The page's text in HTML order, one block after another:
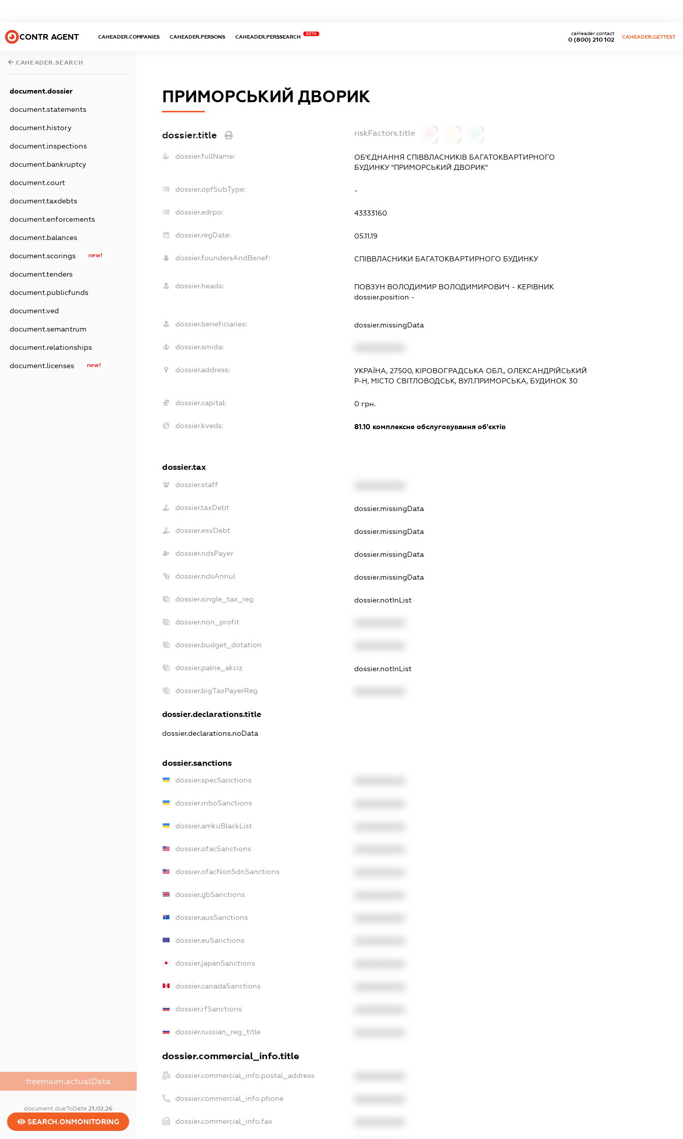
CONTR AGENT CAHEADER.COMPANIES CAHEADER.PERSONS CAHEADER.PERSSEARCH
BETA
0 (800) 210 102
caHeader.contact
CAHEADER.GETTEST
CAHEADER.SEARCH
document.dossier
document.statements
document.history
document.inspections
document.bankruptcy
document.court
document.taxdebts
document.enforcements
document.balances
document.scorings new!
document.tenders
document.publicfunds
document.ved
document.semantrum
document.relationships
document.licenses new!
freemium.actualData
document.dueToDate 21.02.26
SEARCH.ONMONITORING
ПРИМОРСЬКИЙ ДВОРИК
dossier.title riskFactors.title
dossier.fullName:
ОБ'ЄДНАННЯ СПІВВЛАСНИКІВ БАГАТОКВАРТИРНОГО
БУДИНКУ "ПРИМОРСЬКИЙ ДВОРИК"
dossier.opfSubType: -
dossier.edrpo: 43333160
dossier.regDate: 05.11.19
dossier.foundersAndBenef: СПІВВЛАСНИКИ БАГАТОКВАРТИРНОГО БУДИНКУ
dossier.heads: ПОВЗУН ВОЛОДИМИР ВОЛОДИМИРОВИЧ - КЕРІВНИК
dossier.position -
dossier.beneficiaries: dossier.missingData
dossier.smida:
dossier.address:
УКРАЇНА, 27500, КІРОВОГРАДСЬКА ОБЛ., ОЛЕКСАНДРІЙСЬКИЙ
Р-Н, МІСТО СВІТЛОВОДСЬК, ВУЛ.ПРИМОРСЬКА, БУДИНОК 30
dossier.capital: 0 грн.
dossier.kveds: 81.10 комплексне обслуговування об'єктів
dossier.tax
dossier.staff
dossier.taxDebt dossier.missingData
dossier.esvDebt dossier.missingData
dossier.ndsPayer dossier.missingData
dossier.ndsAnnul dossier.missingData
dossier.single_tax_reg dossier.notInList
dossier.non_profit
dossier.budget_dotation
dossier.palne_akciz dossier.notInList
dossier.bigTaxPayerReg
dossier.declarations.title
dossier.declarations.noData
dossier.sanctions
dossier.specSanctions
dossier.rnboSanctions
dossier.amkuBlackList
dossier.ofacSanctions
dossier.ofacNonSdnSanctions
dossier.gbSanctions
dossier.ausSanctions
dossier.euSanctions
dossier.japanSanctions
dossier.canadaSanctions
dossier.rfSanctions
dossier.russian_reg_title
dossier.commercial_info.title
dossier.commercial_info.postal_address
dossier.commercial_info.phone
dossier.commercial_info.fax